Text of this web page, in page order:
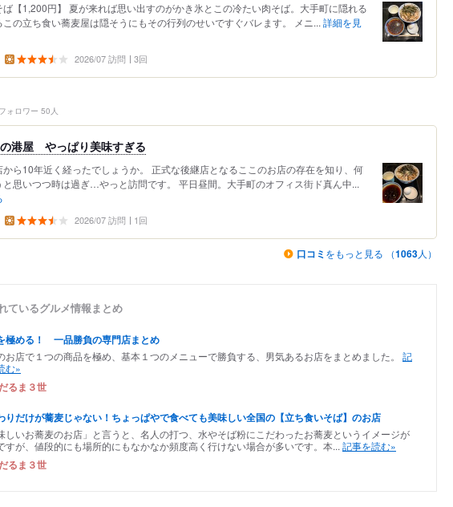
ば【1,200円】 夏が来れば思い出すのがかき氷とこの冷たい肉そば。大手町に隠れる
この立ち食い蕎麦屋は隠そうにもその行列のせいですぐバレます。 メニ... 詳細を見
2026/07 訪問 3回
フォロワー 50人
港屋 やっぱり美味すぎる
から10年近く経ったでしょうか。 正式な後継店となるここのお店の存在を知り、何
と思いつつ時は過ぎ…やっと訪問です。 平日昼間。大手町のオフィス街ド真ん中...
2026/07 訪問 1回
口コミ をもっと見る （1063人）
ているグルメ情報まとめ
極める！ 一品勝負の専門店まとめ
お店で１つの商品を極め、基本１つのメニューで勝負する、男気あるお店をまとめました。
記
む»
だるま３世
りだけが蕎麦じゃない！ちょっぱやで食べても美味しい全国の【立ち食いそば】のお店
しいお蕎麦のお店」と言うと、名人の打つ、水やそば粉にこだわったお蕎麦というイメージが
すが、値段的にも場所的にもなかなか頻度高く行けない場合が多いです。本... 記事を読む»
だるま３世